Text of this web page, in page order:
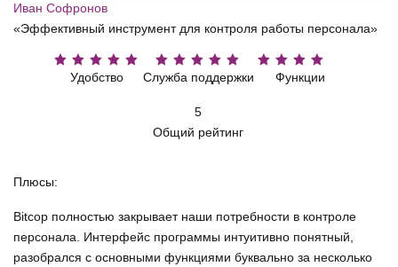
Иван Софронов
«Эффективный инструмент для контроля работы персонала»
Удобство Служба поддержки Функции
5
Общий рейтинг
Плюсы:
Bitcop полностью закрывает наши потребности в контроле
персонала. Интерфейс программы интуитивно понятный,
разобрался с основными функциями буквально за несколько